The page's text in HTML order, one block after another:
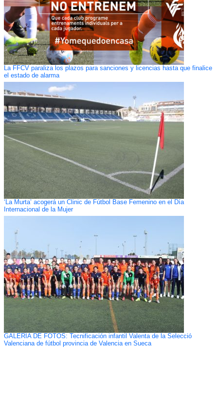
La FFCV paraliza los plazos para sanciones y licencias hasta que finalice
el estado de alarma
‘La Murta’ acogerá un Clinic de Fútbol Base Femenino en el Día
Internacional de la Mujer
GALERÍA DE FOTOS: Tecnificación infantil Valenta de la Selecció
Valenciana de fútbol provincia de Valencia en Sueca